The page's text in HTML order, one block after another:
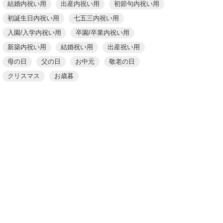
結婚内祝い用 出産内祝い用
初節句内祝い用
初誕生日内祝い用
七五三内祝い用
入園/入学内祝い用
卒園/卒業内祝い用
新築内祝い用
結婚祝い用
出産祝い用
母の日
父の日 お中元
敬老の日
クリスマス
お歳暮